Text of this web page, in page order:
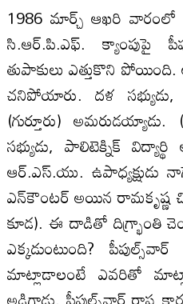
1986 మార్చ్‌ ఆఖరి
సి.ఆర్‌.పి.ఎఫ్‌. క్యాంపుపై
తుపాకులు ఎత్తుకొని
చనిపోయారు. దళ
(గుర్తూరు)
సభ్యుడు, పాలిటెక్నిక్‌
ఆర్‌.ఎస్‌.యు. ఉపాధ్యక్షుడు
ఎన్‌కౌంటర్‌ అయిన రామకృష్ణ
కూడ). ఈ దాడితో దిగ్భ్రాంతి
ఎక్కడుంటుంది?
మాట్లాడాలంటే ఎవరితో